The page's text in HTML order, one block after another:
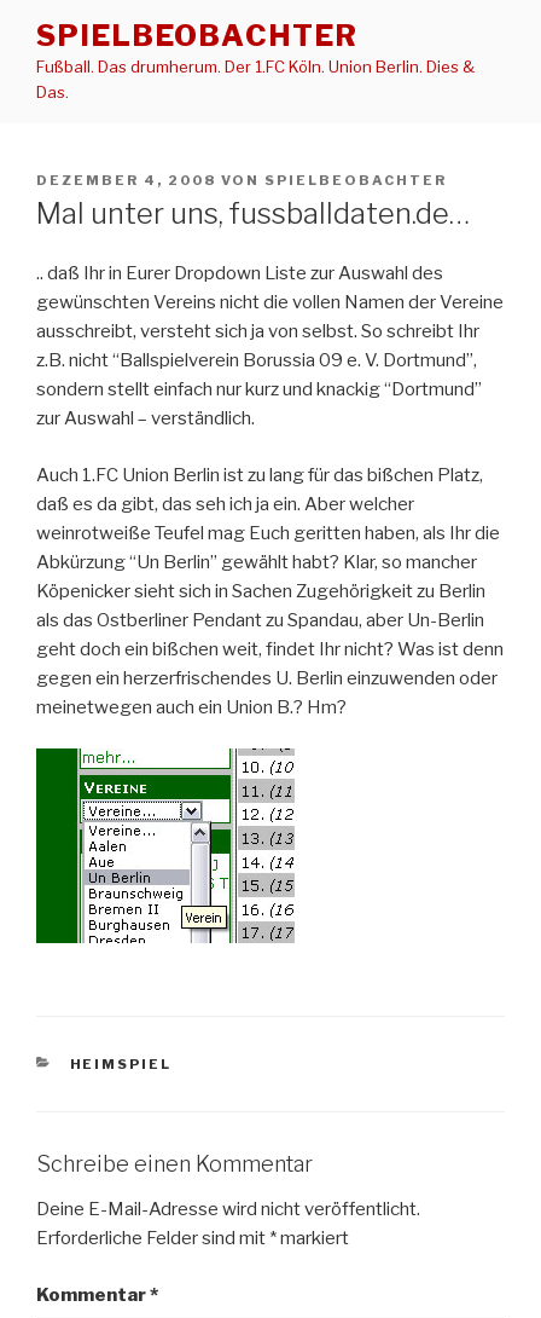
Inhalt
springen
SPIELBEOBACHTER
Fußball. Das drumherum. Der 1.FC Köln. Union Berlin. Dies &
Das.
VERÖFFENTLICHT
AM
DEZEMBER 4, 2008 VON SPIELBEOBACHTER
Mal unter uns, fussballdaten.de…
.. daß Ihr in Eurer Dropdown Liste zur Auswahl des
gewünschten Vereins nicht die vollen Namen der Vereine
ausschreibt, versteht sich ja von selbst. So schreibt Ihr
z.B. nicht “Ballspielverein Borussia 09 e. V. Dortmund”,
sondern stellt einfach nur kurz und knackig “Dortmund”
zur Auswahl – verständlich.
Auch 1.FC Union Berlin ist zu lang für das bißchen Platz,
daß es da gibt, das seh ich ja ein. Aber welcher
weinrotweiße Teufel mag Euch geritten haben, als Ihr die
Abkürzung “Un Berlin” gewählt habt? Klar, so mancher
Köpenicker sieht sich in Sachen Zugehörigkeit zu Berlin
als das Ostberliner Pendant zu Spandau, aber Un-Berlin
geht doch ein bißchen weit, findet Ihr nicht? Was ist denn
gegen ein herzerfrischendes U. Berlin einzuwenden oder
meinetwegen auch ein Union B.? Hm?
KATEGORIEN
HEIMSPIEL
Schreibe einen Kommentar
Deine E-Mail-Adresse wird nicht veröffentlicht.
Erforderliche Felder sind mit *markiert
Kommentar*